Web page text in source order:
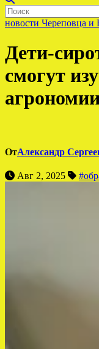
новости Череповца
Дети-
смогут
ОтАлександр
Авг 2, 2025